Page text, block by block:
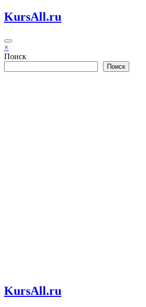
Перейти
к
KursAll.ru
×
Поиск
Поиск
KursAll.ru